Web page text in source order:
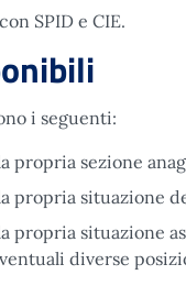
SPID e CIE.
i seguenti:
propria sezione
propria situazione
propria situazione
diverse